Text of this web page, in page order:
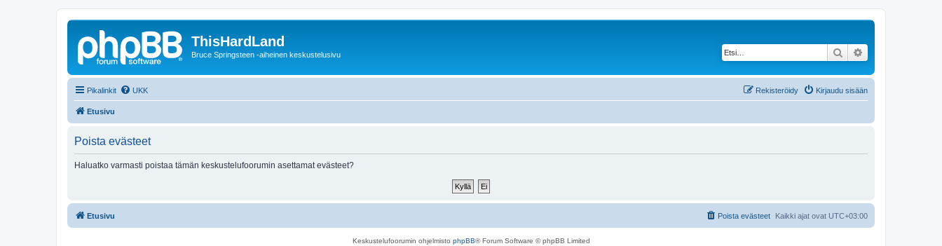
ThisHardLand
Bruce Springsteen -aiheinen keskustelusivu Etsi
Pikalinkit UKK Kirjaudu sisään
Rekisteröidy
Etusivu
Poista evästeet
Haluatko varmasti poistaa tämän keskustelufoorumin asettamat evästeet?
Etusivu Kaikki ajat ovat UTC+03:00
Poista evästeet
Keskustelufoorumin ohjelmisto phpBB® Forum Software © phpBB Limited